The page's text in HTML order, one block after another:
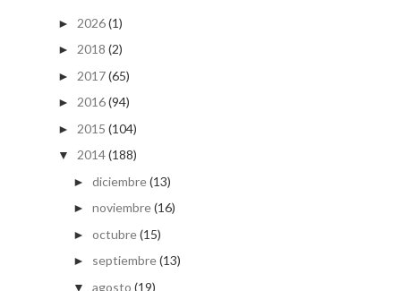
► 2026(1)
► 2018 (2)
► 2017(65)
► 2016(94)
► 2015 (104)
▼ 2014(188)
► diciembre(13)
► noviembre(16)
► octubre(15)
► septiembre(13)
▼ agosto (19)